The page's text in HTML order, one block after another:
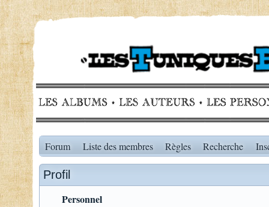
Forum Liste des membres Règles Recherche
Profil
Personnel